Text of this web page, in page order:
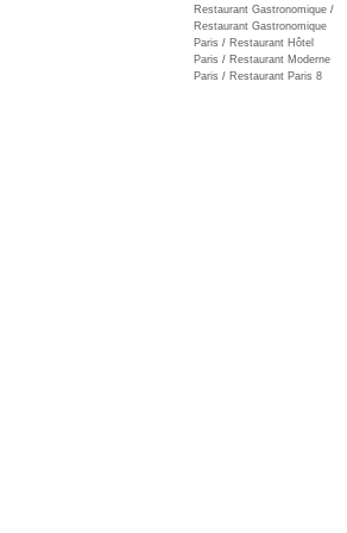
Restaurant Gastronomique /
Restaurant Gastronomique
Paris / Restaurant Hôtel
Paris / Restaurant Moderne
Paris / Restaurant Paris 8